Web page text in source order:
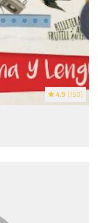
4.9 (150)